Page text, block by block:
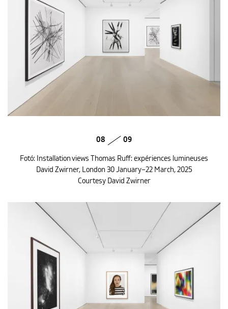
08 09
Fotó: Installation views Thomas Ruff: expériences lumineuses
David Zwirner, London 30 January–22 March, 2025
Courtesy David Zwirner